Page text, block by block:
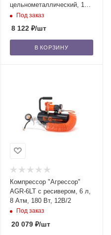
цельнометаллический, 10
Атм, 280 Вт, 12В/6
Под заказ
8 122₽/шт
В КОРЗИНУ
Компрессор "Агрессор"
AGR-6LT с ресивером, 6 л,
8 Атм, 180 Вт, 12В/2
Под заказ
20 079₽/шт